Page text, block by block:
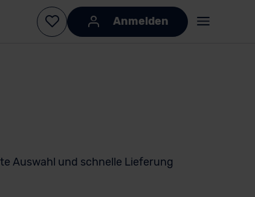
Anmelden
Auswahl und schnelle Lieferung